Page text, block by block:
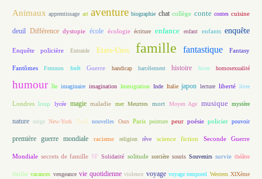
Animaux apprentissage art aventure biographie chat collège conte contes cuisine
deuil Différence dystopie école écologie écriture enfance enfant enfants enquête
Enquête policière Entraide Etats-Unis famille fantastique Fantasy
Fantômes Femmes forêt Guerre handicap harcèlement histoire hiver homosexualité
humour île imaginaire imagination Immigration Inde Italie japon lecture liberté livre
Londres loup lycée magie maladie mer Meurtres mort Moyen Age musique mystère
nature neige New-York Noël nouvelles Ours Paris peinture peur poésie policier pouvoir
première guerre mondiale racisme religion rêve science fiction Seconde Guerre
Mondiale secrets de famille SF Solidarité solitude sorcière souris Souvenirs survie théâtre
thriller vacances vengeance vie quotidienne violence voyage voyage temporel Western XIXème